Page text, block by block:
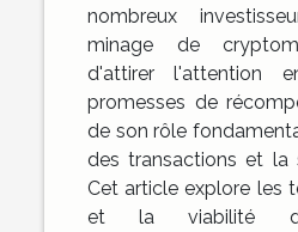
nombreux
minage de
d'attirer l'attention
promesses de
de son rôle
des transactions et la
Cet article explore les
et la viabilité